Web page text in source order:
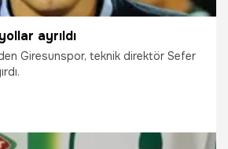
ayrıldı
Giresunspor, teknik direktör Sefer